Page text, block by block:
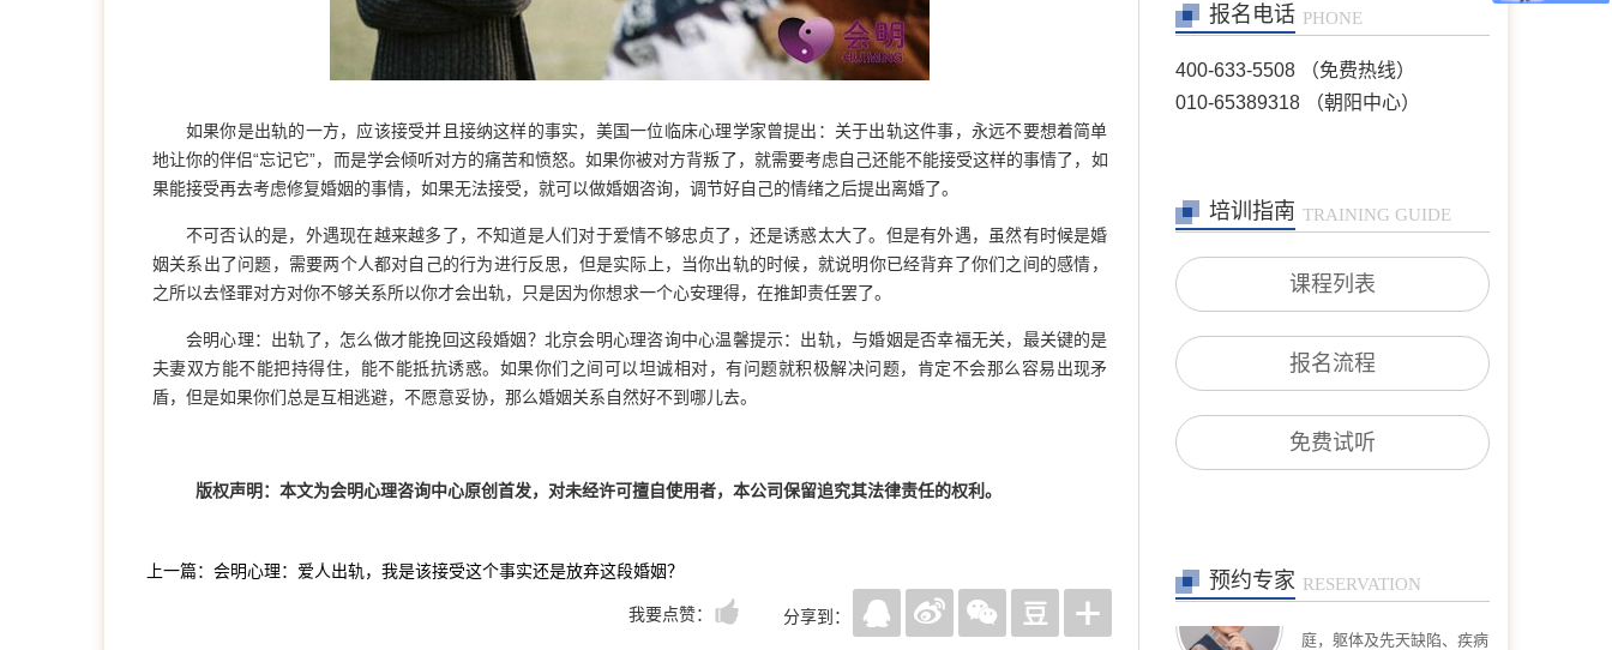
如果你是出轨的一方，应该接受并且接纳这样的事实，美国一位临床心理学家曾提出：关于出轨这件事，永远不要想着简单
地让你的伴侣“忘记它”，而是学会倾听对方的痛苦和愤怒。如果你被对方背叛了，就需要考虑自己还能不能接受这样的事情了，如
果能接受再去考虑修复婚姻的事情，如果无法接受，就可以做婚姻咨询，调节好自己的情绪之后提出离婚了。
不可否认的是，外遇现在越来越多了，不知道是人们对于爱情不够忠贞了，还是诱惑太大了。但是有外遇，虽然有时候是婚
姻关系出了问题，需要两个人都对自己的行为进行反思，但是实际上，当你出轨的时候，就说明你已经背弃了你们之间的感情，
之所以去怪罪对方对你不够关系所以你才会出轨，只是因为你想求一个心安理得，在推卸责任罢了。
会明心理：出轨了，怎么做才能挽回这段婚姻？北京会明心理咨询中心温馨提示：出轨，与婚姻是否幸福无关，最关键的是
夫妻双方能不能把持得住，能不能抵抗诱惑。如果你们之间可以坦诚相对，有问题就积极解决问题，肯定不会那么容易出现矛
盾，但是如果你们总是互相逃避，不愿意妥协，那么婚姻关系自然好不到哪儿去。
版权声明：本文为会明心理咨询中心原创首发，对未经许可擅自使用者，本公司保留追究其法律责任的权利。
上一篇：会明心理：爱人出轨，我是该接受这个事实还是放弃这段婚姻？
我要点赞： 分享到：
报名电话 PHONE
400-633-5508 （免费热线）
010-65389318 （朝阳中心）
培训指南 TRAINING GUIDE
课程列表
报名流程
免费试听
预约专家 RESERVATION
王芳 首席咨询师
擅长：情绪情感(情绪困
扰、自我冲突、自我发展、
人际关系等)；婚恋家庭(恋
职场咨询(职场压力、人际
沟通、跳
在线预约>>
沈莉首席咨询师
年问题、 产前产后抑郁、
情绪障碍、心身健康问题、
个人成长、职业发展。
王宾
高钰荣 专家咨询师